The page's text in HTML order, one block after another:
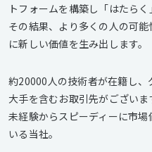
トフォームを構築し「はたら
その結果、より多くの人の可
に新しい価値を生み出します。
約20000人の技術者が在籍し
大手を含むお取引先がございま
未経験からスピーディーに市
いる当社。